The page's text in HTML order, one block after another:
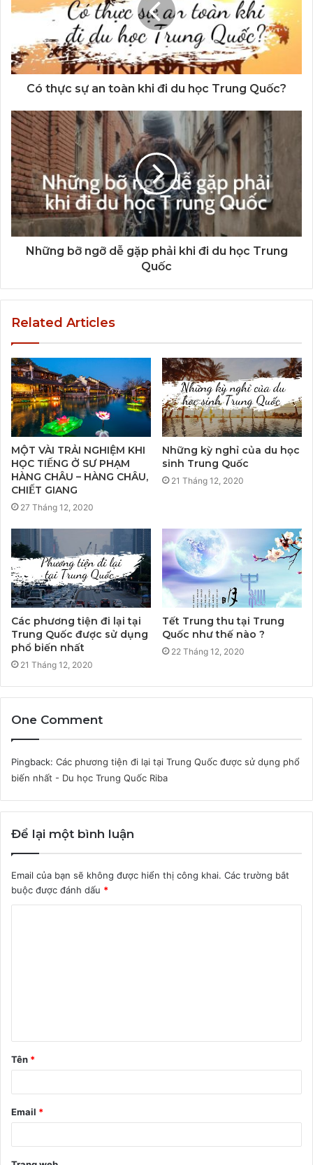
Có thực sự an toàn khi đi du học Trung Quốc?
Những bỡ ngỡ dễ gặp phải khi đi du học Trung
Quốc
Related Articles
MỘT VÀI TRẢI NGHIỆM KHI
HỌC TIẾNG Ở SƯ PHẠM
HÀNG CHÂU – HÀNG CHÂU,
CHIẾT GIANG
27 Tháng 12, 2020
Những kỳ nghỉ của du học
sinh Trung Quốc
21 Tháng 12, 2020
Các phương tiện đi lại tại
Trung Quốc được sử dụng
phổ biến nhất
21 Tháng 12, 2020
Tết Trung thu tại Trung
Quốc như thế nào ?
22 Tháng 12, 2020
One Comment
Pingback: Các phương tiện đi lại tại Trung Quốc được sử dụng phổ
biến nhất - Du học Trung Quốc Riba
Để lại một bình luận
Email của bạn sẽ không được hiển thị công khai. Các trường bắt
buộc được đánh dấu *
ậ
n
Tên *
Email *